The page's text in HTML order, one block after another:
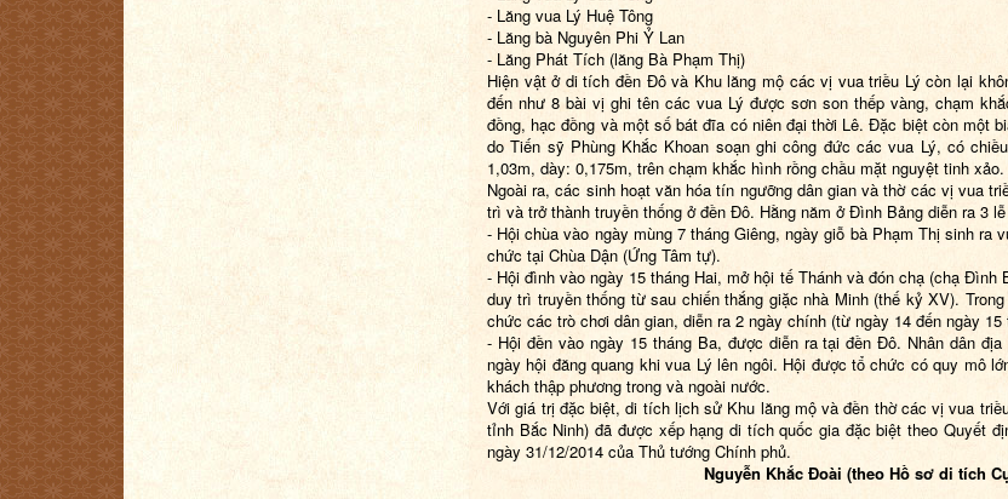
- Lăng vua Lý Huệ Tông
- Lăng bà Nguyên Phi Ỷ Lan
- Lăng Phát Tích (lăng Bà Phạm Thị)
Hiện vật ở di tích đền Đô và Khu lăng mộ các vị vua triều Lý còn lại
đến như 8 bài vị ghi tên các vua Lý được sơn son thếp vàng, chạm
đồng, hạc đồng và một số bát đĩa có niên đại thời Lê. Đặc biệt còn một
do Tiến sỹ Phùng Khắc Khoan soạn ghi công đức các vua Lý, có
1,03m, dày: 0,175m, trên chạm khắc hình rồng chầu mặt nguyệt tinh xảo.
Ngoài ra, các sinh hoạt văn hóa tín ngưỡng dân gian và thờ các vị vua
trì và trở thành truyền thống ở đền Đô. Hằng năm ở Đình Bảng diễn ra 3
- Hội chùa vào ngày mùng 7 tháng Giêng, ngày giỗ bà Phạm Thị sinh ra
chức tại Chùa Dận (Ứng Tâm tự).
- Hội đình vào ngày 15 tháng Hai, mở hội tế Thánh và đón chạ (chạ Đình
duy trì truyền thống từ sau chiến thắng giặc nhà Minh (thế kỷ XV).
chức các trò chơi dân gian, diễn ra 2 ngày chính (từ ngày 14 đến ngày 15
- Hội đền vào ngày 15 tháng Ba, được diễn ra tại đền Đô. Nhân dân
ngày hội đăng quang khi vua Lý lên ngôi. Hội được tổ chức có quy mô
khách thập phương trong và ngoài nước.
Với giá trị đặc biệt, di tích lịch sử Khu lăng mộ và đền thờ các vị vua
tỉnh Bắc Ninh) đã được xếp hạng di tích quốc gia đặc biệt theo Quyết
ngày 31/12/2014 của Thủ tướng Chính phủ.
Nguyễn Khắc Đoài (theo Hồ sơ di tích